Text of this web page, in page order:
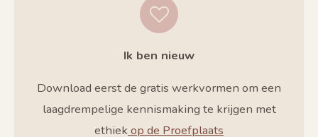
Ik ben nieuw
Download eerst de gratis werkvormen om een
laagdrempelige kennismaking te krijgen met
ethiekop de Proefplaats